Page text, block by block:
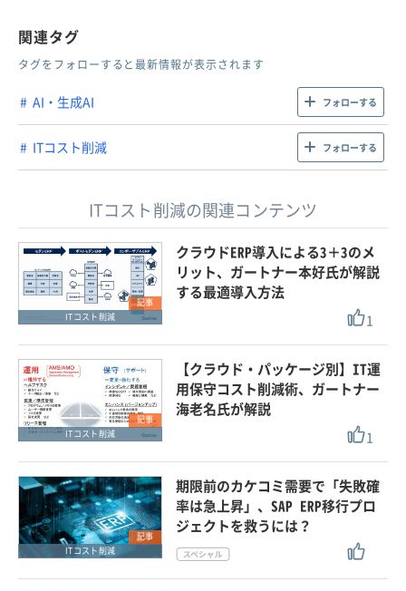
関連タグ
タグをフォローすると最新情報が表示されます
AI・生成AI フォローする
ITコスト削減 フォローする
ITコスト削減の関連コンテンツ
記事
ITコスト削減
クラウドERP導入による3＋3のメ
リット、ガートナー本好氏が解説
する最適導入方法
1
記事
ITコスト削減
【クラウド・パッケージ別】IT運
用保守コスト削減術、ガートナー
海老名氏が解説
1
記事
ITコスト削減
期限前のカケコミ需要で「失敗確
率は急上昇」、SAP ERP移行プロ
ジェクトを救うには？